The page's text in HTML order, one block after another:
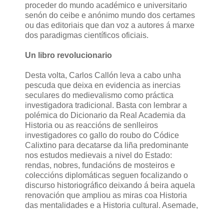
proceder do mundo académico e universitario
senón do ceibe e anónimo mundo dos certames
ou das editoriais que dan voz a autores á marxe
dos paradigmas científicos oficiais.
Un libro revolucionario
Desta volta, Carlos Callón leva a cabo unha
pescuda que deixa en evidencia as inercias
seculares do medievalismo como práctica
investigadora tradicional. Basta con lembrar a
polémica do Dicionario da Real Academia da
Historia ou as reaccións de senlleiros
investigadores co gallo do roubo do Códice
Calixtino para decatarse da liña predominante
nos estudos medievais a nivel do Estado:
rendas, nobres, fundacións de mosteiros e
coleccións diplomáticas seguen focalizando o
discurso historiográfico deixando á beira aquela
renovación que ampliou as miras coa Historia
das mentalidades e a Historia cultural. Asemade,